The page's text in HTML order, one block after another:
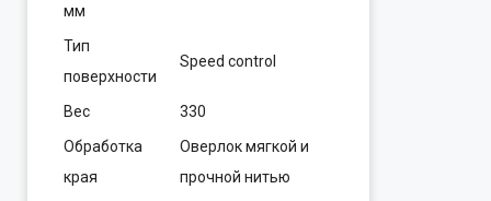
мм
Тип
поверхности
Speed control
Вес
330
Обработка
края
Оверлок мягкой и
прочной нитью